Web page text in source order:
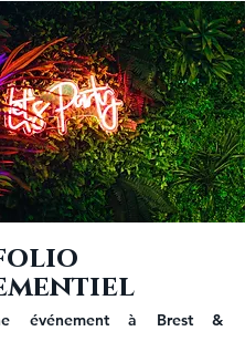
événement à Brest &